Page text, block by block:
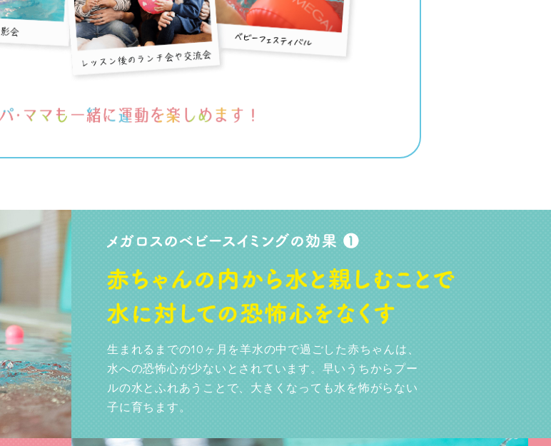
生まれるまでの10ヶ月を羊水の中で過ごした赤ちゃんは、
水への恐怖心が少ないとされています。早いうちからプー
ルの水とふれあうことで、大きくなっても水を怖がらない
子に育ちます。